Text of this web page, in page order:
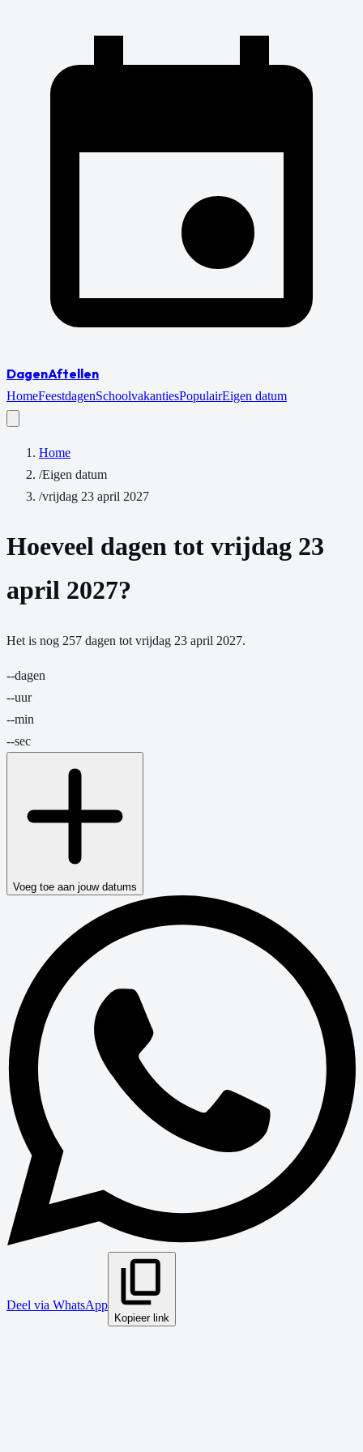
DagenAftellen
HomeFeestdagenSchoolvakantiesPopulairEigen datum
Home
/Eigen datum
/vrijdag 23 april 2027
Hoeveel dagen tot vrijdag 23
april 2027?
Het is nog 257 dagen tot vrijdag 23 april 2027.
--dagen
--uur
--min
--sec
Voeg toe aan jouw datums
Deel via WhatsApp
Kopieer link